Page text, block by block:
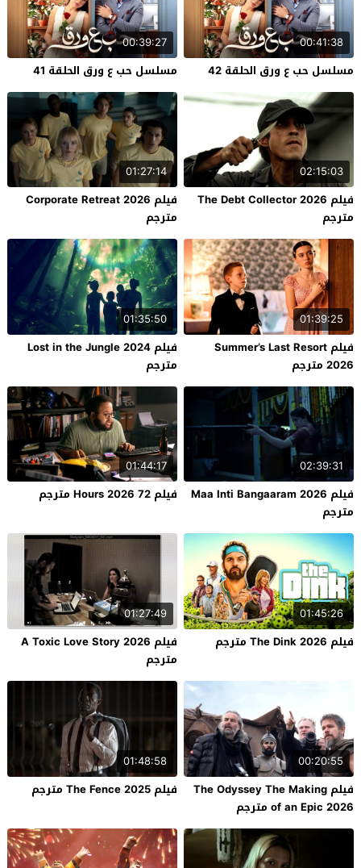
00:41:38
مسلسل حب ع ورق الحلقة 42
00:39:27
مسلسل حب ع ورق الحلقة 41
02:15:03
فيلم The Debt Collector 2026
مترجم
01:27:14
فيلم Corporate Retreat 2026
مترجم
01:39:25
فيلم Summer’s Last Resort
2026 مترجم
01:35:50
فيلم Lost in the Jungle 2024
مترجم
02:39:31
فيلم Maa Inti Bangaaram 2026
مترجم
01:44:17
فيلم 72 Hours 2026 مترجم
01:45:26
فيلم The Dink 2026 مترجم
01:27:49
فيلم A Toxic Love Story 2026
مترجم
00:20:55
فيلم The Odyssey The Making
of an Epic 2026 مترجم
01:48:58
فيلم The Fence 2025 مترجم